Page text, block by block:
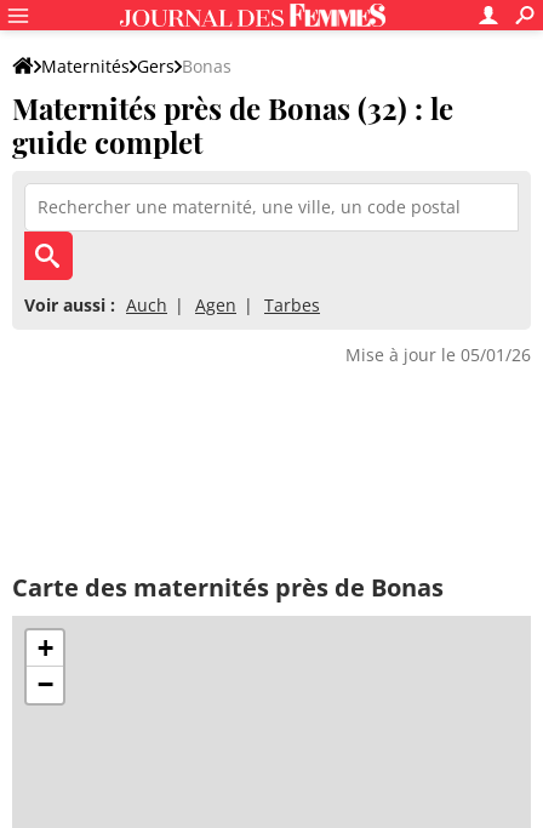
Maternités Gers Bonas
Maternités près de Bonas (32) : le
guide complet
Voir aussi : Auch Agen Tarbes
Mise à jour le 05/01/26
Carte des maternités près de Bonas
+
−